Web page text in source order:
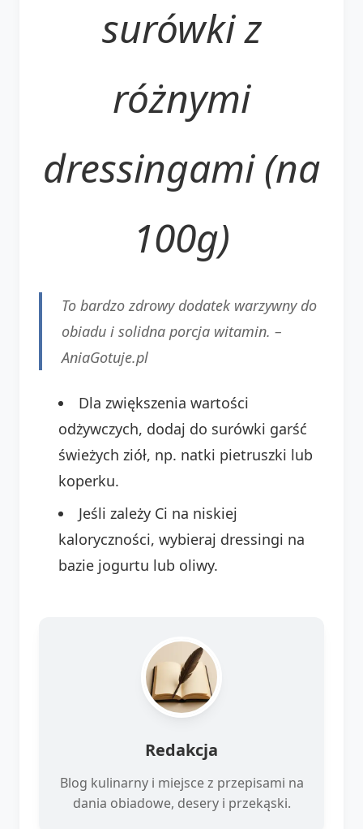
surówki z
różnymi
dressingami (na
100g)
To bardzo zdrowy dodatek warzywny do
obiadu i solidna porcja witamin. –
AniaGotuje.pl
Dla zwiększenia wartości
odżywczych, dodaj do surówki garść
świeżych ziół, np. natki pietruszki lub
koperku.
Jeśli zależy Ci na niskiej
kaloryczności, wybieraj dressingi na
bazie jogurtu lub oliwy.
Redakcja
Blog kulinarny i miejsce z przepisami na
dania obiadowe, desery i przekąski.